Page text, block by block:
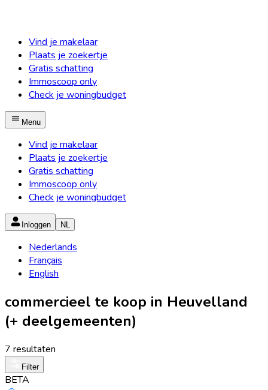
Vind je makelaar
Plaats je zoekertje
Gratis schatting
Immoscoop only
Check je woningbudget
Menu
Vind je makelaar
Plaats je zoekertje
Gratis schatting
Immoscoop only
Check je woningbudget
Inloggen NL
Nederlands
Français
English
commercieel te koop in Heuvelland
(+ deelgemeenten)
7 resultaten
Filter
BETA